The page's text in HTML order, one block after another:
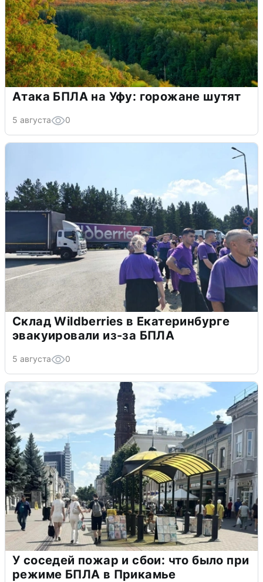
Атака БПЛА на Уфу: горожане шутят
5 августа 0
Склад Wildberries в Екатеринбурге
эвакуировали из-за БПЛА
5 августа 0
У соседей пожар и сбои: что было при
режиме БПЛА в Прикамье